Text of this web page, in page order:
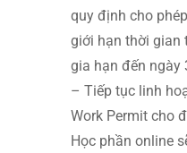
quy định cho
giới hạn thời gian
gia hạn đến
– Tiếp tục linh
Work Permit cho
Học phần online